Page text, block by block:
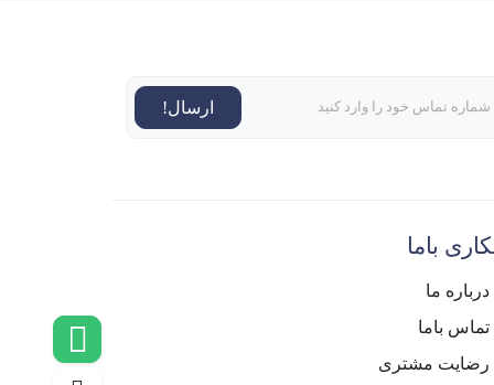
ارسال!
باما
درباره ما
تماس باما
رضایت مشتری